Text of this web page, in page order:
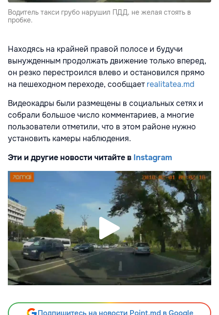
Водитель такси грубо нарушил ПДД, не желая стоять в
пробке.
Находясь на крайней правой полосе и будучи
вынужденным продолжать движение только вперед,
он резко перестроился влево и остановился прямо
на пешеходном переходе, сообщаетrealitatea.md
Видеокадры были размещены в социальных сетях и
собрали большое число комментариев, а многие
пользователи отметили, что в этом районе нужно
установить камеры наблюдения.
Эти и другие новости читайте в Instagram